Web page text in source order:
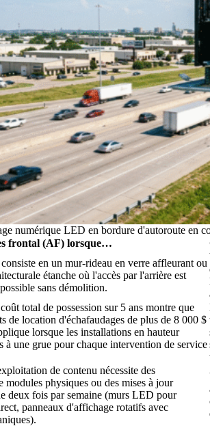
numérique LED en bordure d'autoroute en
frontal (AF) lorsque…
en un mur-rideau en verre affleurant ou
étanche où l'accès par l'arrière est
sans démolition.
total de possession sur 5 ans montre que
de location d'échafaudages de plus de 8 000 $
lorsque les installations en hauteur
à une grue pour chaque intervention de service
de contenu nécessite des
modules physiques ou des mises à jour
deux fois par semaine (murs LED pour
panneaux d'affichage rotatifs avec